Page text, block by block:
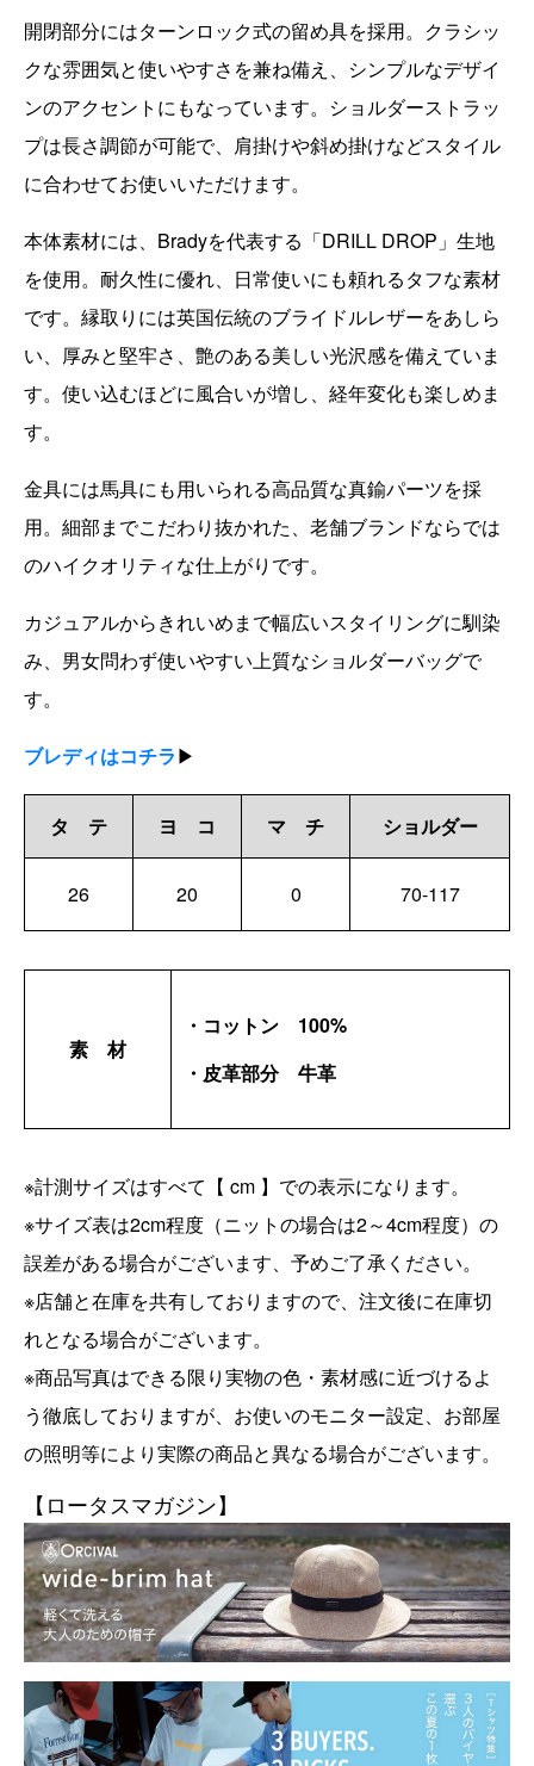
開閉部分にはターンロック式の留め具を採用。クラシッ
クな雰囲気と使いやすさを兼ね備え、シンプルなデザイ
ンのアクセントにもなっています。ショルダーストラッ
プは長さ調節が可能で、肩掛けや斜め掛けなどスタイル
に合わせてお使いいただけます。
本体素材には、Bradyを代表する「DRILL DROP」生地
を使用。耐久性に優れ、日常使いにも頼れるタフな素材
です。縁取りには英国伝統のブライドルレザーをあしら
い、厚みと堅牢さ、艶のある美しい光沢感を備えていま
す。使い込むほどに風合いが増し、経年変化も楽しめま
す。
金具には馬具にも用いられる高品質な真鍮パーツを採
用。細部までこだわり抜かれた、老舗ブランドならでは
のハイクオリティな仕上がりです。
カジュアルからきれいめまで幅広いスタイリングに馴染
み、男女問わず使いやすい上質なショルダーバッグで
す。
ブレディはコチラ▶
タ テ ヨ コ マ チ ショルダー
26 20 0 70-117
素 材
・コットン 100%
・皮革部分 牛革
※計測サイズはすべて【 cm 】での表示になります。
※サイズ表は2cm程度（ニットの場合は2～4cm程度）の
誤差がある場合がございます、予めご了承ください。
※店舗と在庫を共有しておりますので、注文後に在庫切
れとなる場合がございます。
※商品写真はできる限り実物の色・素材感に近づけるよ
う徹底しておりますが、お使いのモニター設定、お部屋
の照明等により実際の商品と異なる場合がございます。
【ロータスマガジン】